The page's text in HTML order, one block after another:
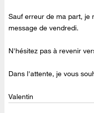
Sauf erreur de ma part, je
message de vendredi.
N'hésitez pas à revenir
Dans l'attente, je vous
Valentin